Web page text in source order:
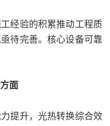
经验的积累推动工程质
待完善。核心设备可靠
面
提升，光热转换综合效